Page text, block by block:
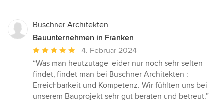
Buschner Architekten
Bauunternehmen in Franken
Durchschnittliche
Bewertung:
5
von
5
4. Februar 2024
“Was man heutzutage leider nur noch sehr selten
findet, findet man bei Buschner Architekten :
Erreichbarkeit und Kompetenz. Wir fühlten uns bei
unserem Bauprojekt sehr gut beraten und betreut.”